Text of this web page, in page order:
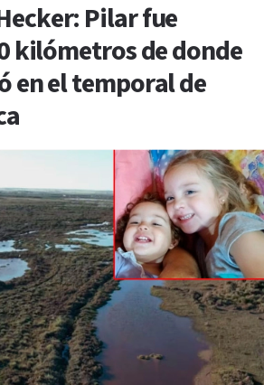
Pilar fue
kilómetros de donde
en el temporal de